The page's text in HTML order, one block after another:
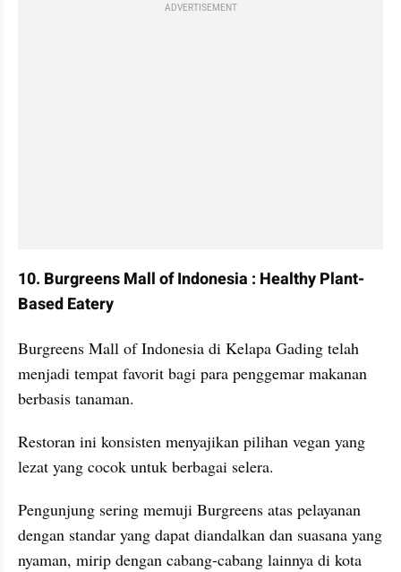
ADVERTISEMENT
10. Burgreens Mall of Indonesia : Healthy Plant-
Based Eatery
Burgreens Mall of Indonesia di Kelapa Gading telah
menjadi tempat favorit bagi para penggemar makanan
berbasis tanaman.
Restoran ini konsisten menyajikan pilihan vegan yang
lezat yang cocok untuk berbagai selera.
Pengunjung sering memuji Burgreens atas pelayanan
dengan standar yang dapat diandalkan dan suasana yang
nyaman, mirip dengan cabang-cabang lainnya di kota